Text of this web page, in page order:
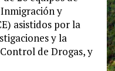
y
asistidos por la
y la
de Drogas, y